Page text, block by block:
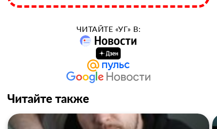
ЧИТАЙТЕ «УГ» В:
Читайте также